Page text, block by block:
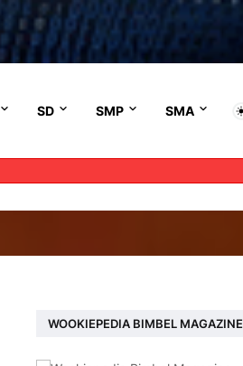
SD SMP SMA
WOOKIEPEDIA BIMBEL MAGAZINE